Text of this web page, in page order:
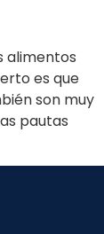
alimentos
es que
son muy
pautas